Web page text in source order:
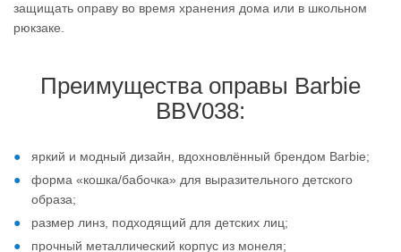
защищать оправу во время хранения дома или в школьном
рюкзаке.
Преимущества оправы Barbie
BBV038:
яркий и модный дизайн, вдохновлённый брендом Barbie;
форма «кошка/бабочка» для выразительного детского
образа;
размер линз, подходящий для детских лиц;
прочный металлический корпус из монеля;